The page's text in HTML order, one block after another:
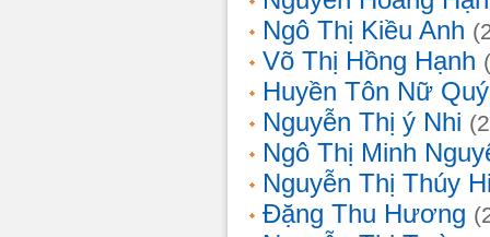
Ngô Thị Kiều Anh
Võ Thị Hồng Hạnh
Huyền Tôn Nữ
Nguyễn Thị ý Nhi
Ngô Thị Minh
Nguyễn Thị Thúy
Đặng Thu Hương